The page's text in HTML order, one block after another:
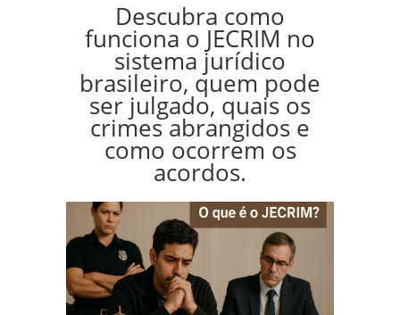
Descubra como
funciona o JECRIM no
sistema jurídico
brasileiro, quem pode
ser julgado, quais os
crimes abrangidos e
como ocorrem os
acordos.